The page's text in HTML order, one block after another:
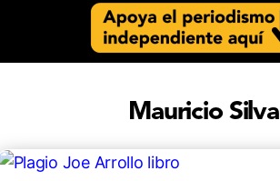
Mauricio Silva